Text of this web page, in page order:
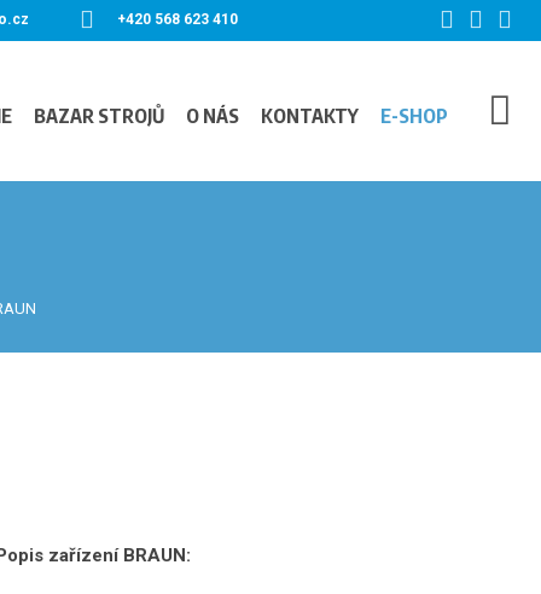
+420 568 623 410
BAZAR STROJŮ O NÁS KONTAKTY E-SHOP
zařízení BRAUN: